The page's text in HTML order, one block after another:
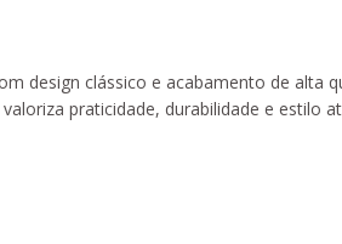
design clássico e acabamento de
praticidade, durabilidade e estilo